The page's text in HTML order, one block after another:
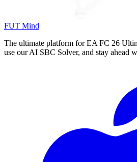
FUT Mind
The ultimate platform for EA FC 26
use our AI SBC Solver, and stay ahead